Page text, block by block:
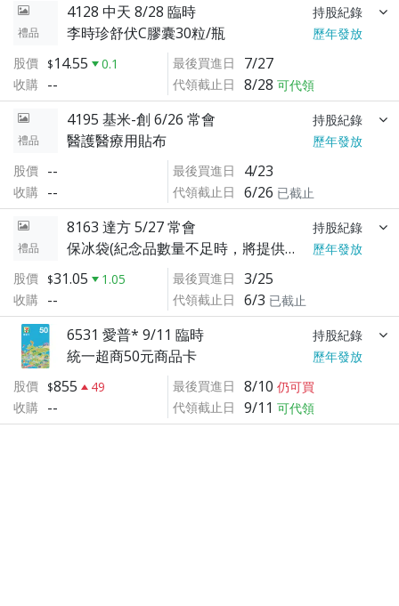
禮品
4128 中天 8/28 臨時 持股紀錄
李時珍舒伏C膠囊30粒/瓶
歷年發放
股價
14.55
0.1
收購 --
最後買進日 7/27
代領截止日 8/28可代領
禮品
4195 基米-創 6/26 常會 持股紀錄
醫護醫療用貼布
歷年發放
股價
--
收購 --
最後買進日 4/23
代領截止日 6/26 已截止
禮品
8163 達方 5/27 常會 持股紀錄
保冰袋(紀念品數量不足時，將提供等值商品)
歷年發放
股價
31.05
1.05
收購 --
最後買進日 3/25
代領截止日 6/3 已截止
6531 愛普* 9/11 臨時 持股紀錄
統一超商50元商品卡
歷年發放
股價
855
49
收購 --
最後買進日 8/10仍可買
代領截止日
9/11可代領